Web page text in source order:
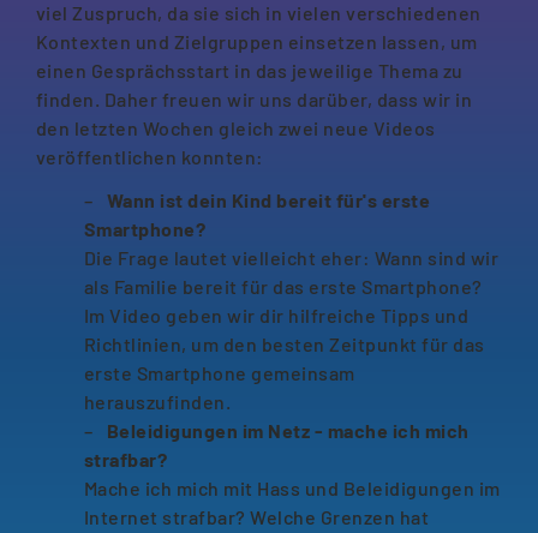
viel Zuspruch, da sie sich in vielen verschiedenen
Kontexten und Zielgruppen einsetzen lassen, um
einen Gesprächsstart in das jeweilige Thema zu
finden. Daher freuen wir uns darüber, dass wir in
den letzten Wochen gleich zwei neue Videos
veröffentlichen konnten:
Wann ist dein Kind bereit für's erste
Smartphone?
Die Frage lautet vielleicht eher: Wann sind wir
als Familie bereit für das erste Smartphone?
Im Video geben wir dir hilfreiche Tipps und
Richtlinien, um den besten Zeitpunkt für das
erste Smartphone gemeinsam
herauszufinden.
Beleidigungen im Netz - mache ich mich
strafbar?
Mache ich mich mit Hass und Beleidigungen im
Internet strafbar? Welche Grenzen hat